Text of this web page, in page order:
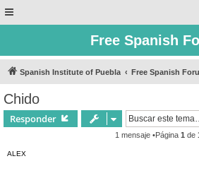
Free Spanish
Spanish Institute of Puebla Free Spanish
Chido
Responder
1 mensaje •Página 1 de
ALEX